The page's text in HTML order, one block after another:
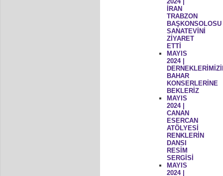
İRAN
TRABZON
BAŞKONSOLOSU
SANATEVİNİ
ZİYARET
ETTİ
MAYIS
2024 |
BAHAR
KONSERLERİNE
BEKLERİZ
MAYIS
2024 |
CANAN
ESERCAN
ATÖLYESİ
RENKLERİN
DANSI
RESİM
SERGİSİ
MAYIS
2024 |